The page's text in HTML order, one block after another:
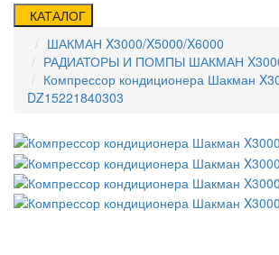
КАТАЛОГ
ШАКМАН X3000/X5000/X6000
РАДИАТОРЫ И ПОМПЫ ШАКМАН
Компрессор кондиционера Шакман
DZ15221840303